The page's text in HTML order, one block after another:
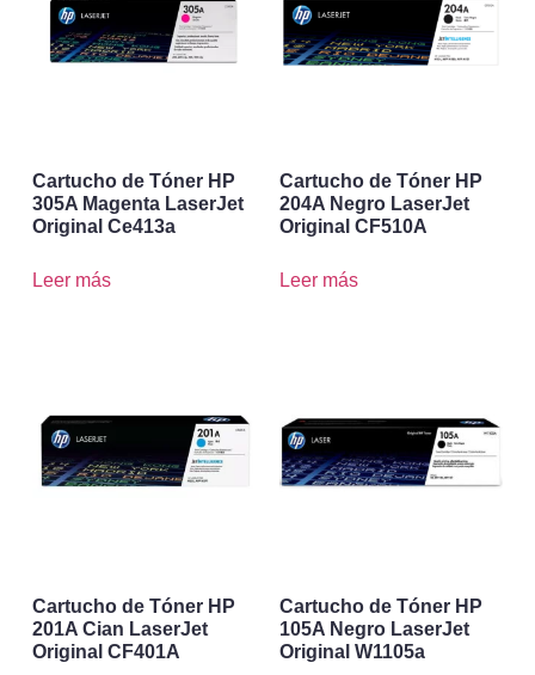
Cartucho de Tóner HP
305A Magenta LaserJet
Original Ce413a
Leer más
Cartucho de Tóner HP
204A Negro LaserJet
Original CF510A
Leer más
Cartucho de Tóner HP
201A Cian LaserJet
Original CF401A
Cartucho de Tóner HP
105A Negro LaserJet
Original W1105a